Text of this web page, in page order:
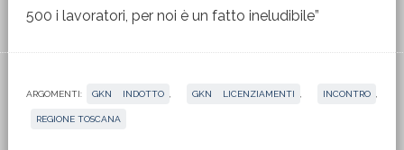
500 i lavoratori, per noi è un fatto ineludibile”
ARGOMENTI: GKN INDOTTO GKN LICENZIAMENTI INCONTRO
REGIONE TOSCANA